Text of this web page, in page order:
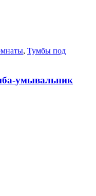
, Тумбы под
умывальник